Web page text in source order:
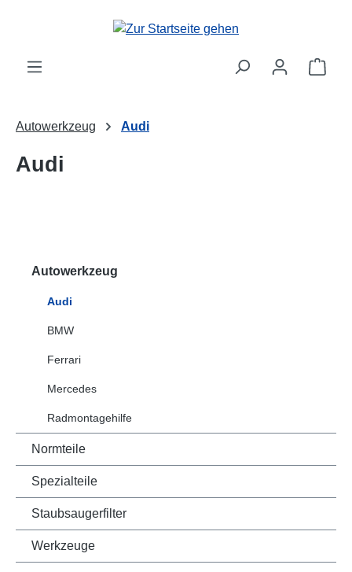
Zum Hauptinhalt springen
Autowerkzeug Audi
Audi
Autowerkzeug
Audi
BMW
Ferrari
Mercedes
Radmontagehilfe
Normteile
Spezialteile
Staubsaugerfilter
Werkzeuge